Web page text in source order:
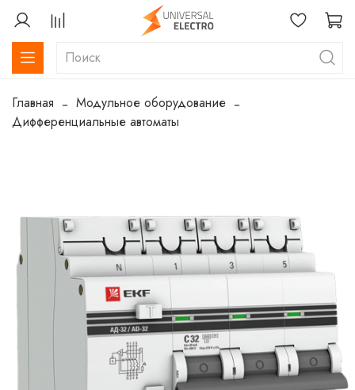
Главная
Модульное оборудование
Дифференциальные автоматы